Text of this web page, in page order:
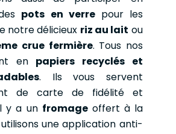
pots en verrepour les
notre délicieux riz au lait ou
crue fermière. Tous nos
en papiers recyclés et
. Ils vous servent
de carte de fidélité et
y a un fromageoffert à la
utilisons une application anti-